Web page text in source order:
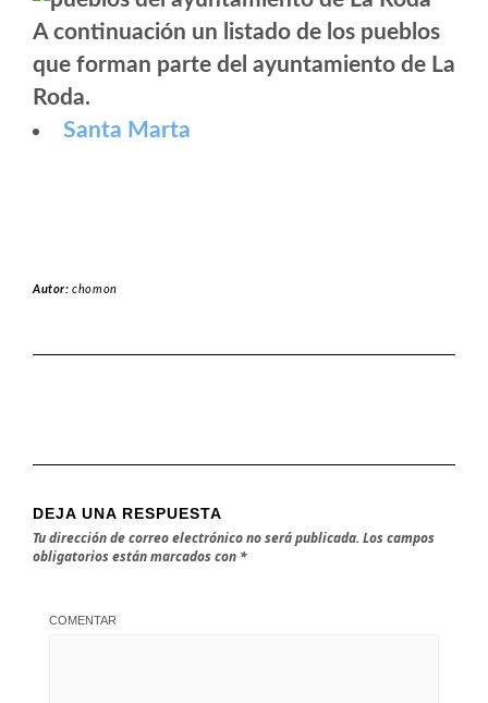
A continuación un listado de los pueblos
que forman parte del ayuntamiento de La
Roda.
Santa Marta
Autor:chomon
DEJA UNA RESPUESTA
Tu dirección de correo electrónico no será publicada. Los campos
obligatorios están marcados con *
COMENTAR